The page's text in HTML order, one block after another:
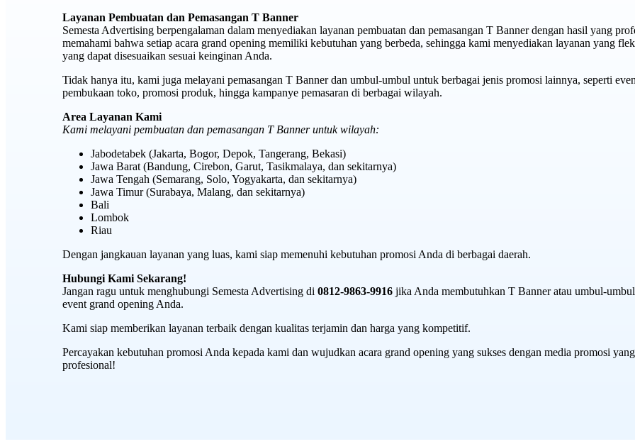
Layanan Pembuatan dan Pemasangan T Banner
Semesta Advertising berpengalaman dalam menyediakan layanan pembuatan dan pemasangan T Banner dengan hasil yang
memahami bahwa setiap acara grand opening memiliki kebutuhan yang berbeda, sehingga kami menyediakan layanan yang
yang dapat disesuaikan sesuai keinginan Anda.
Tidak hanya itu, kami juga melayani pemasangan T Banner dan umbul-umbul untuk berbagai jenis promosi lainnya, seperti
pembukaan toko, promosi produk, hingga kampanye pemasaran di berbagai wilayah.
Area Layanan Kami
Kami melayani pembuatan dan pemasangan T Banner untuk wilayah:
Jabodetabek (Jakarta, Bogor, Depok, Tangerang, Bekasi)
Jawa Barat (Bandung, Cirebon, Garut, Tasikmalaya, dan sekitarnya)
Jawa Tengah (Semarang, Solo, Yogyakarta, dan sekitarnya)
Jawa Timur (Surabaya, Malang, dan sekitarnya)
Bali
Lombok
Riau
Dengan jangkauan layanan yang luas, kami siap memenuhi kebutuhan promosi Anda di berbagai daerah.
Hubungi Kami Sekarang!
Jangan ragu untuk menghubungi Semesta Advertising di 0812-9863-9916 jika Anda membutuhkan T Banner atau umbul-
event grand opening Anda.
Kami siap memberikan layanan terbaik dengan kualitas terjamin dan harga yang kompetitif.
Percayakan kebutuhan promosi Anda kepada kami dan wujudkan acara grand opening yang sukses dengan media promosi
profesional!